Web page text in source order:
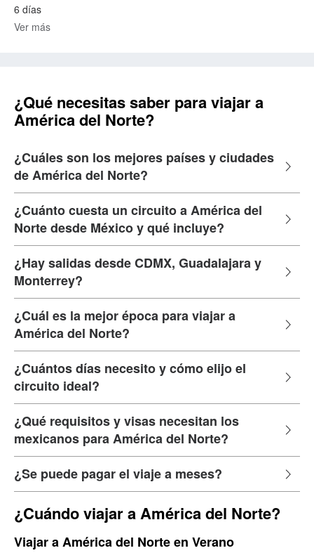
6 días
Ver más
¿Qué necesitas saber para viajar a
América del Norte?
¿Cuáles son los mejores países y ciudades
de América del Norte?
¿Cuánto cuesta un circuito a América del
Norte desde México y qué incluye?
¿Hay salidas desde CDMX, Guadalajara y
Monterrey?
¿Cuál es la mejor época para viajar a
América del Norte?
¿Cuántos días necesito y cómo elijo el
circuito ideal?
¿Qué requisitos y visas necesitan los
mexicanos para América del Norte?
¿Se puede pagar el viaje a meses?
¿Cuándo viajar a América del Norte?
Viajar a América del Norte en Verano